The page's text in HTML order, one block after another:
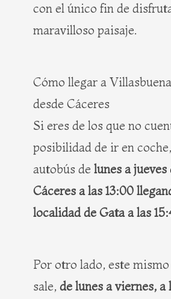
con el único fin de
maravilloso paisaje.
Cómo llegar a
desde Cáceres
Si eres de los que no
posibilidad de ir en
autobús de lunes a jueves
Cáceres a las 13:00
localidad de Gata a las
Por otro lado, este
sale, de lunes a viernes, a